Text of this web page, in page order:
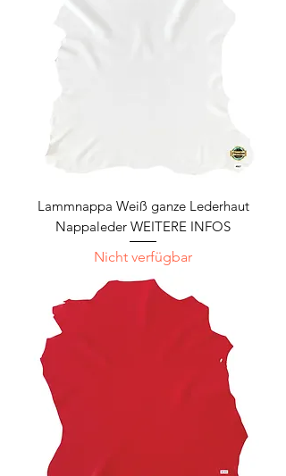
Lammnappa Weiß ganze Lederhaut
Nappaleder WEITERE INFOS
Nicht verfügbar